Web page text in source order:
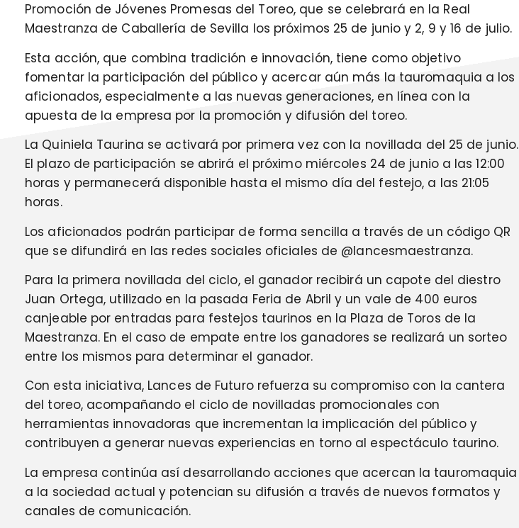
Promoción de Jóvenes Promesas del Toreo, que se celebrará en la Real
Maestranza de Caballería de Sevilla los próximos 25 de junio y 2, 9 y 16 de julio.
Esta acción, que combina tradición e innovación, tiene como objetivo
fomentar la participación del público y acercar aún más la tauromaquia a los
aficionados, especialmente a las nuevas generaciones, en línea con la
apuesta de la empresa por la promoción y difusión del toreo.
La Quiniela Taurina se activará por primera vez con la novillada del 25 de junio.
El plazo de participación se abrirá el próximo miércoles 24 de junio a las 12:00
horas y permanecerá disponible hasta el mismo día del festejo, a las 21:05
horas.
Los aficionados podrán participar de forma sencilla a través de un código QR
que se difundirá en las redes sociales oficiales de @lancesmaestranza.
Para la primera novillada del ciclo, el ganador recibirá un capote del diestro
Juan Ortega, utilizado en la pasada Feria de Abril y un vale de 400 euros
canjeable por entradas para festejos taurinos en la Plaza de Toros de la
Maestranza. En el caso de empate entre los ganadores se realizará un sorteo
entre los mismos para determinar el ganador.
Con esta iniciativa, Lances de Futuro refuerza su compromiso con la cantera
del toreo, acompañando el ciclo de novilladas promocionales con
herramientas innovadoras que incrementan la implicación del público y
contribuyen a generar nuevas experiencias en torno al espectáculo taurino.
La empresa continúa así desarrollando acciones que acercan la tauromaquia
a la sociedad actual y potencian su difusión a través de nuevos formatos y
canales de comunicación.